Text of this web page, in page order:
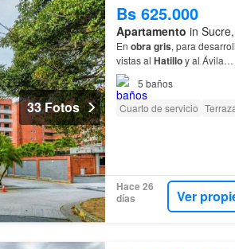
33 Fotos
Bs 625.000
Apartamento in
En obragris, para
vistas al Hatilloy al Ávila…
5 baños
Cuarto de servicio
Hace 26
días
Ver